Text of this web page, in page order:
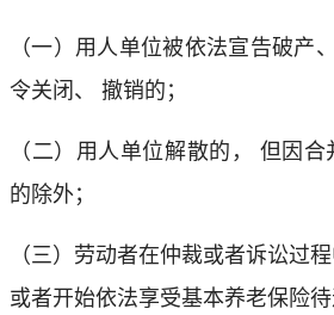
（一）用人单位被依法宣告破产
令关闭、 撤销的；
（二）用人单位解散的， 但因
的除外；
（三）劳动者在仲裁或者诉讼过
或者开始依法享受基本养老保险待